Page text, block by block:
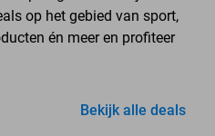
op het gebied van sport,
én meer en profiteer
Bekijk alle deals